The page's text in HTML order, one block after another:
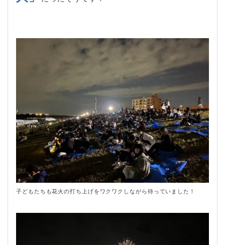
子どもたちも花火の打ち上げをワクワクしながら待っていました！